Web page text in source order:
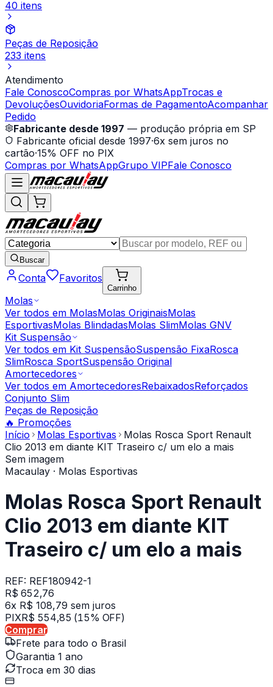
40 itens
Peças de Reposição
233 itens
Atendimento
Fale ConoscoCompras por WhatsAppTrocas e
DevoluçõesOuvidoriaFormas de PagamentoAcompanhar
Pedido
Fabricante desde 1997 — produção própria em SP
Fabricante oficial desde 1997·6x sem juros no
cartão·15% OFF no PIX
Compras por WhatsAppGrupo VIPFale Conosco
Buscar
Conta Favoritos
Carrinho
Molas
Ver todos em MolasMolas OriginaisMolas
EsportivasMolas BlindadasMolas SlimMolas GNV
Kit Suspensão
Ver todos em Kit SuspensãoSuspensão FixaRosca
SlimRosca SportSuspensão Original
Amortecedores
Ver todos em AmortecedoresRebaixadosReforçados
Conjunto Slim
Peças de Reposição
🔥 Promoções
Início
Molas Esportivas
Molas Rosca Sport Renault
Clio 2013 em diante KIT Traseiro c/ um elo a mais
Sem imagem
Macaulay · Molas Esportivas
Molas Rosca Sport Renault
Clio 2013 em diante KIT
Traseiro c/ um elo a mais
REF: REF180942-1
R$ 652,76
6x R$ 108,79 sem juros
PIXR$ 554,85 (15% OFF)
Comprar
Frete para todo o Brasil
Garantia 1 ano
Troca em 30 dias